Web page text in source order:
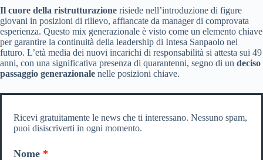
Il cuore della ristrutturazione risiede nell’introduzione di figure
giovani in posizioni di rilievo, affiancate da manager di comprovata
esperienza. Questo mix generazionale è visto come un elemento chiave
per garantire la continuità della leadership di Intesa Sanpaolo nel
futuro. L’età media dei nuovi incarichi di responsabilità si attesta sui 49
anni, con una significativa presenza di quarantenni, segno di un deciso
passaggio generazionale nelle posizioni chiave.
Ricevi gratuitamente le news che ti interessano. Nessuno spam,
puoi disiscriverti in ogni momento.
Nome